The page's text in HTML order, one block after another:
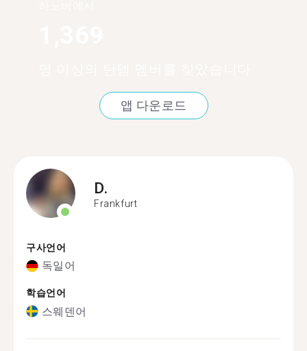
앱 다운로드
D.
Frankfurt
구사언어
독일어
학습언어
스웨덴어